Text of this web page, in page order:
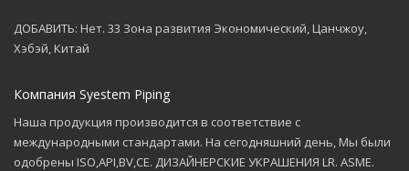
ДОБАВИТЬ: Нет. 33 Зона развития Экономический, Цанчжоу,
Хэбэй, Китай
Компания Syestem Piping
Наша продукция производится в соответствие с
международными стандартами. На сегодняшний день, Мы были
одобрены ISO,API,BV,CE. ДИЗАЙНЕРСКИЕ УКРАШЕНИЯ LR. ASME.